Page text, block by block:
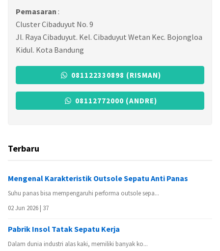
Pemasaran :
Cluster Cibaduyut No. 9
Jl. Raya Cibaduyut. Kel. Cibaduyut Wetan Kec. Bojongloa
Kidul. Kota Bandung
081122330898 (RISMAN)
08112772000 (ANDRE)
Terbaru
Mengenal Karakteristik Outsole Sepatu Anti Panas
Suhu panas bisa mempengaruhi performa outsole sepa...
02 Jun 2026 | 37
Pabrik Insol Tatak Sepatu Kerja
Dalam dunia industri alas kaki, memiliki banyak ko...